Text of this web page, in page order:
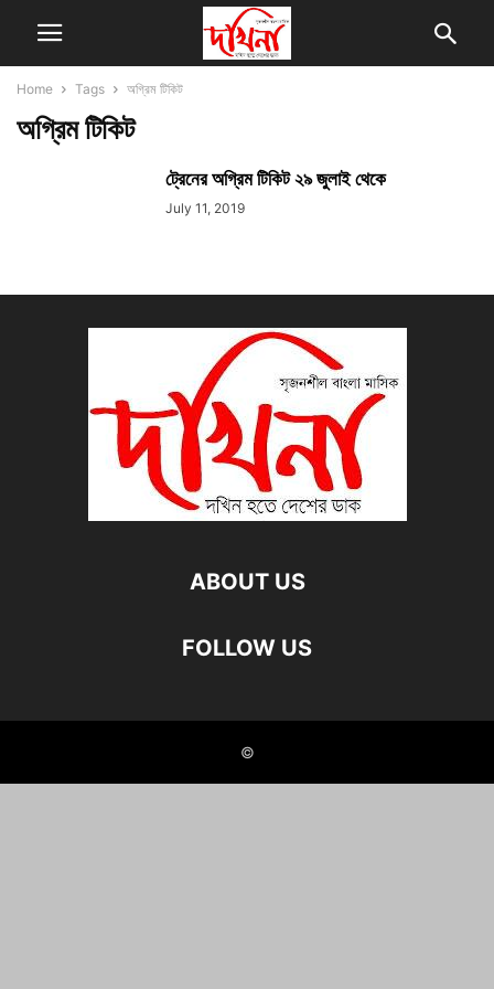
Home Tags অগ্রিম টিকিট
অগ্রিম টিকিট
ট্রেনের অগ্রিম টিকিট ২৯ জুলাই থেকে
July 11, 2019
ABOUT US
FOLLOW US
©